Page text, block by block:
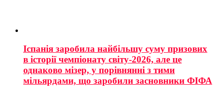
Іспанія заробила найбільшу суму призових
в історії чемпіонату світу-2026, але це
однаково мізер, у порівнянні з тими
мільярдами, що заробили засновники ФІФА